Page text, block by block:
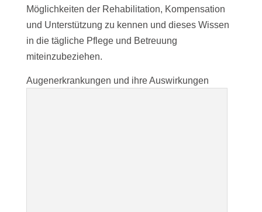
Möglichkeiten der Rehabilitation, Kompensation
und Unterstützung zu kennen und dieses Wissen
in die tägliche Pflege und Betreuung
miteinzubeziehen.
Augenerkrankungen und ihre Auswirkungen